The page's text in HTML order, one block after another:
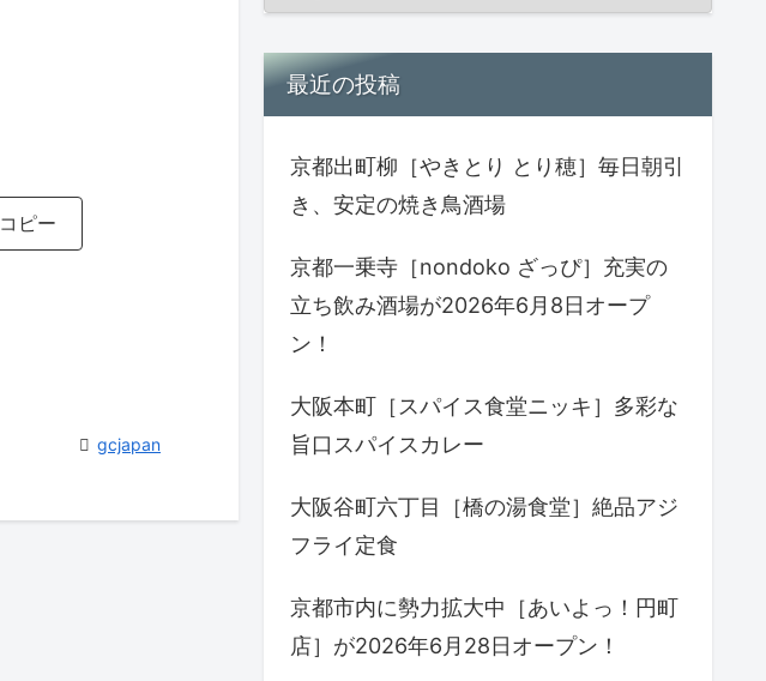
コピー
gcjapan
最近の投稿
京都出町柳［やきとり とり穂］毎日朝引
き、安定の焼き鳥酒場
京都一乗寺［nondoko ざっぴ］充実の
立ち飲み酒場が2026年6月8日オープ
ン！
大阪本町［スパイス食堂ニッキ］多彩な
旨口スパイスカレー
大阪谷町六丁目［橋の湯食堂］絶品アジ
フライ定食
京都市内に勢力拡大中［あいよっ！円町
店］が2026年6月28日オープン！